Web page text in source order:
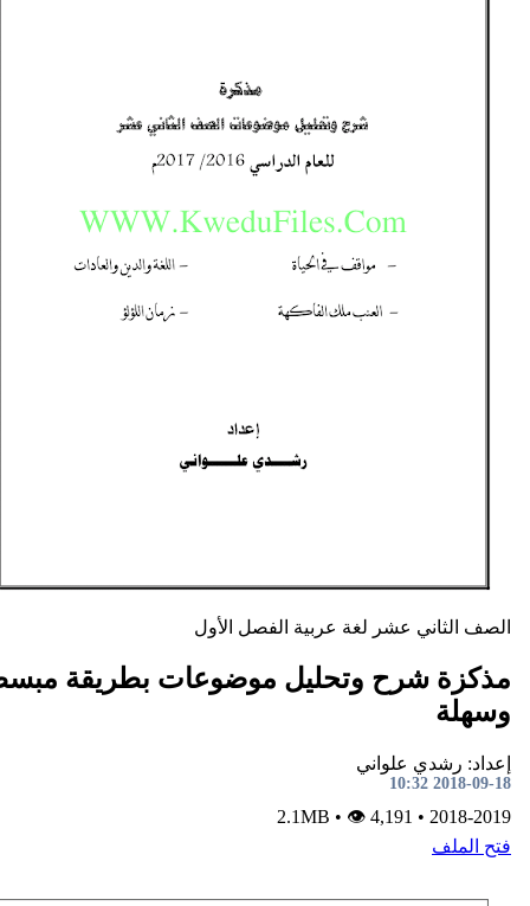
عشر لغة عربية الفصل الأول
وتحليل موضوعات بطريقة مبسطة
علواني
•👁 4,191